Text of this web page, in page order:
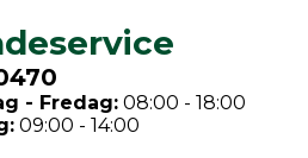
- Fredag:08:00 - 18:00
09:00 - 14:00